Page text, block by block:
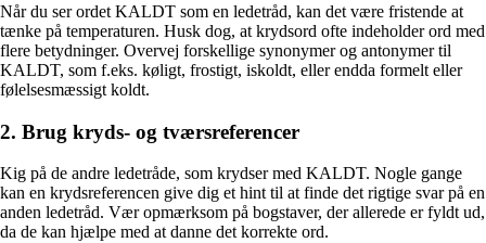
Når du ser ordet KALDT som en ledetråd, kan det være fristende at
tænke på temperaturen. Husk dog, at krydsord ofte indeholder ord med
flere betydninger. Overvej forskellige synonymer og antonymer til
KALDT, som f.eks. køligt, frostigt, iskoldt, eller endda formelt eller
følelsesmæssigt koldt.
2. Brug kryds- og tværsreferencer
Kig på de andre ledetråde, som krydser med KALDT. Nogle gange
kan en krydsreferencen give dig et hint til at finde det rigtige svar på en
anden ledetråd. Vær opmærksom på bogstaver, der allerede er fyldt ud,
da de kan hjælpe med at danne det korrekte ord.